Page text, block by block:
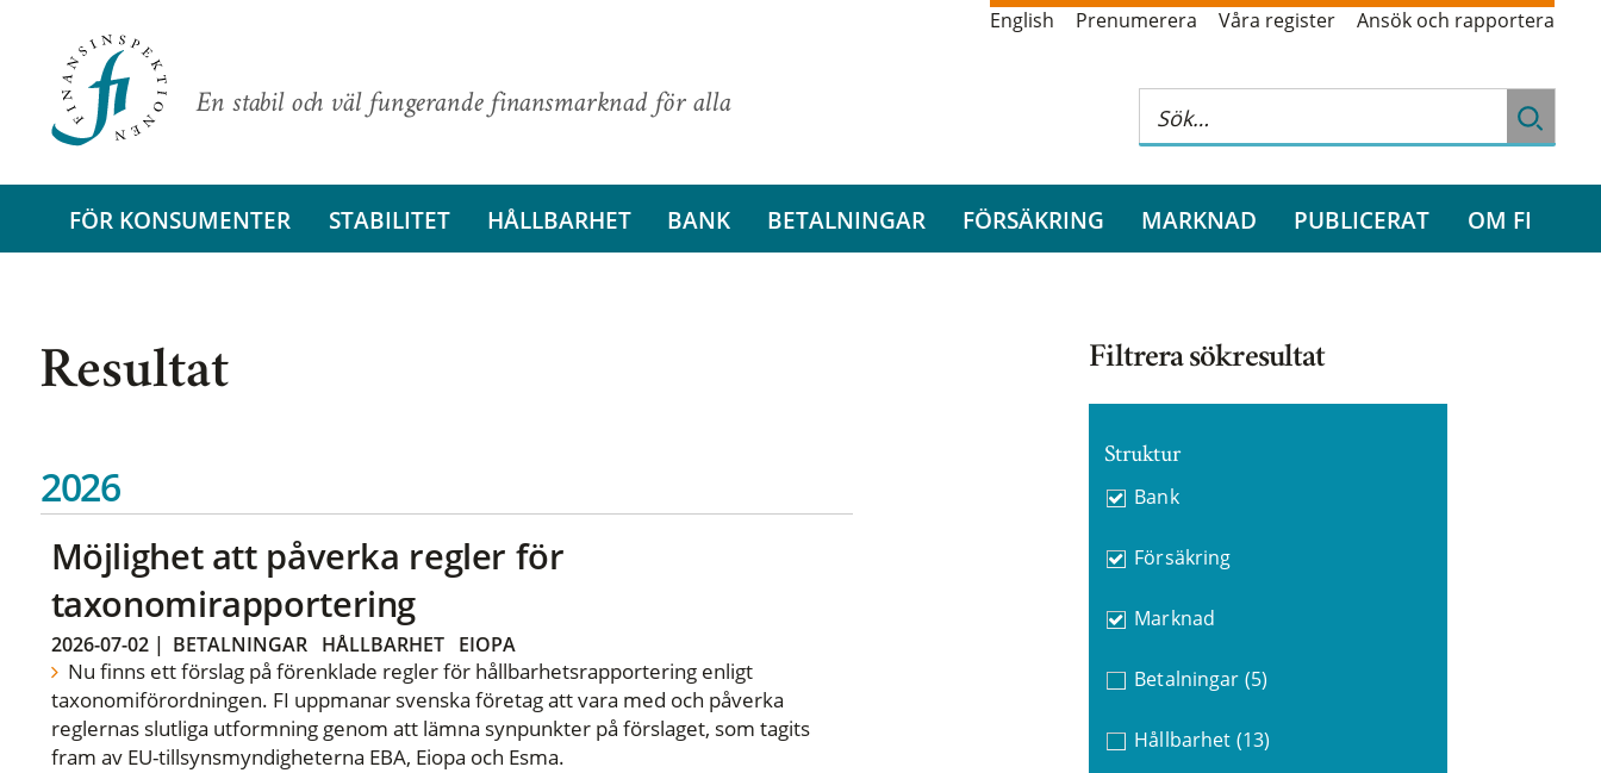
En stabil och väl fungerande finansmarknad för alla
English Prenumerera Våra register Ansök och rapportera
FÖR KONSUMENTER STABILITET HÅLLBARHET BANK BETALNINGAR FÖRSÄKRING MARKNAD PUBLICERAT OM FI
Resultat
2026
Möjlighet att påverka regler för
taxonomirapportering
2026-07-02| BETALNINGAR HÅLLBARHET EIOPA
Nu finns ett förslag på förenklade regler för hållbarhetsrapportering enligt
taxonomiförordningen. FI uppmanar svenska företag att vara med och påverka
reglernas slutliga utformning genom att lämna synpunkter på förslaget, som tagits
fram av EU-tillsynsmyndigheterna EBA, Eiopa och Esma.
Filtrera sökresultat
Struktur
Bank
Försäkring
Marknad
Betalningar (5)
Hållbarhet (13)